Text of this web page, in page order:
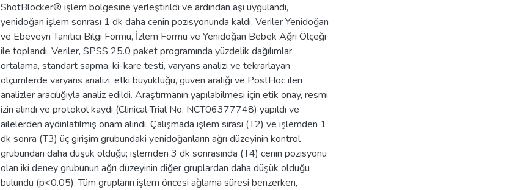
ShotBlocker® işlem bölgesine yerleştirildi ve ardından aşı uygulandı,
yenidoğan işlem sonrası 1 dk daha cenin pozisyonunda kaldı. Veriler Yenidoğan
ve Ebeveyn Tanıtıcı Bilgi Formu, İzlem Formu ve Yenidoğan Bebek Ağrı Ölçeği
ile toplandı. Veriler, SPSS 25.0 paket programında yüzdelik dağılımlar,
ortalama, standart sapma, ki-kare testi, varyans analizi ve tekrarlayan
ölçümlerde varyans analizi, etki büyüklüğü, güven aralığı ve PostHoc ileri
analizler aracılığıyla analiz edildi. Araştırmanın yapılabilmesi için etik onay, resmi
izin alındı ve protokol kaydı (Clinical Trial No: NCT06377748) yapıldı ve
ailelerden aydınlatılmış onam alındı. Çalışmada işlem sırası (T2) ve işlemden 1
dk sonra (T3) üç girişim grubundaki yenidoğanların ağrı düzeyinin kontrol
grubundan daha düşük olduğu; işlemden 3 dk sonrasında (T4) cenin pozisyonu
olan iki deney grubunun ağrı düzeyinin diğer gruplardan daha düşük olduğu
bulundu (p<0.05). Tüm grupların işlem öncesi ağlama süresi benzerken,